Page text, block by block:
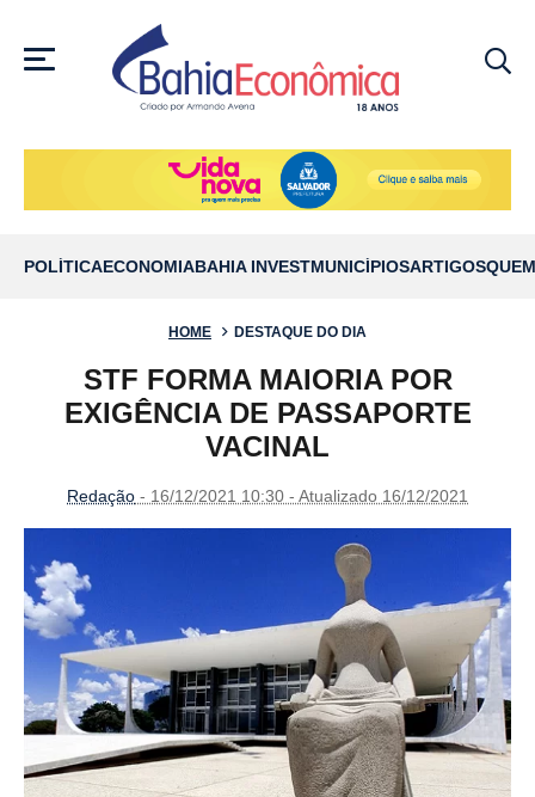
MENU
POLÍTICAECONOMIABAHIA INVESTMUNICÍPIOSARTIGOS
HOME DESTAQUE DO DIA
STF FORMA MAIORIA POR
EXIGÊNCIA DE PASSAPORTE
VACINAL
Redação - 16/12/2021 10:30 - Atualizado 16/12/2021